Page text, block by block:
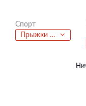
Спорт
Прыжки на батутах